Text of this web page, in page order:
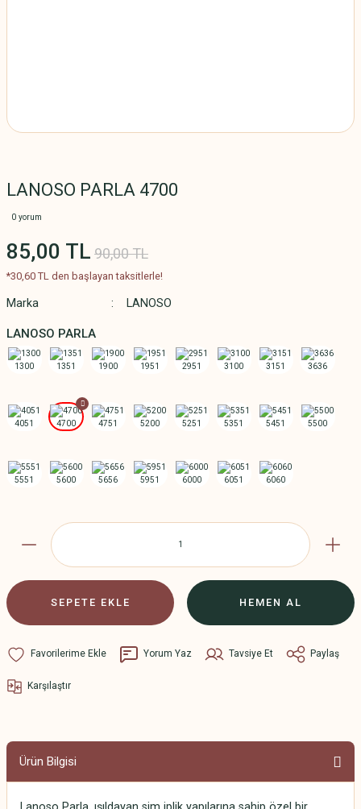
LANOSO PARLA 4700
0 yorum
85,00 TL 90,00 TL
*30,60 TL den başlayan taksitlerle!
Marka LANOSO
LANOSO PARLA
SEPETE EKLE HEMEN AL
Yorum Yaz Tavsiye Et Paylaş
Karşılaştır
Ürün Bilgisi